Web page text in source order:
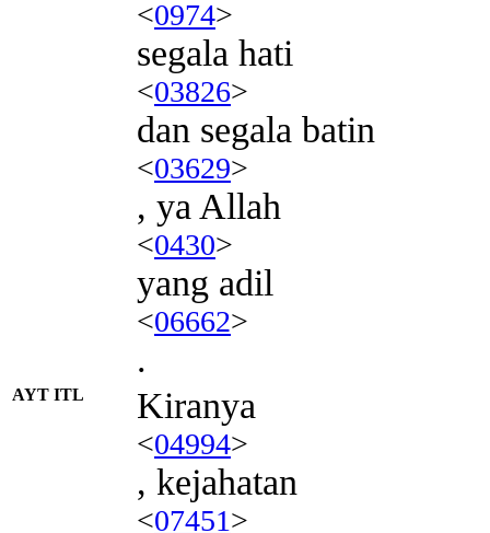
<0974>
segala hati
<03826>
dan segala batin
<03629>
, ya Allah
<0430>
yang adil
<06662>
.
AYT ITL Kiranya
<04994>
, kejahatan
<07451>